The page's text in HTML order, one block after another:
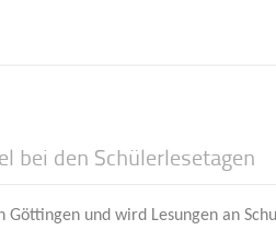
bei den Schülerlesetagen
und wird Lesungen an